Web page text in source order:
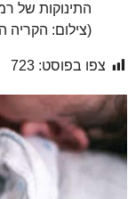
התינוקות של
(צילום: הקריה
צפו בפוסט: 723